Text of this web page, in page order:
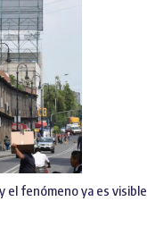
el fenómeno ya es visible